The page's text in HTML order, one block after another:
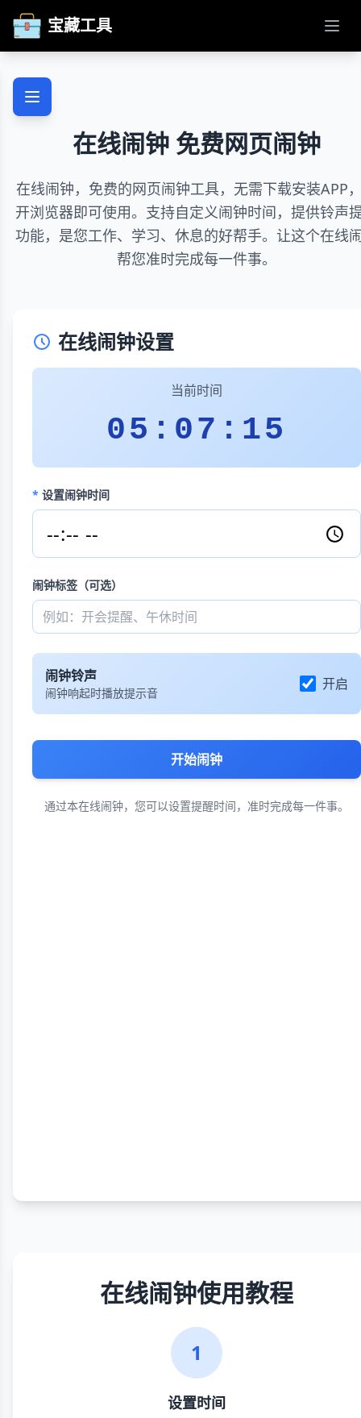
宝藏工具 打开
在线闹钟 免费网页闹钟
在线闹钟，免费的网页闹钟工具，无需下载安装APP
开浏览器即可使用。支持自定义闹钟时间，提供铃声
功能，是您工作、学习、休息的好帮手。让这个在线
帮您准时完成每一件事。
在线闹钟设置
当前时间
05:07:16
* 设置闹钟时间
闹钟标签（可选）
闹钟铃声
闹钟响起时播放提示音
开启
开始闹钟
通过本在线闹钟，您可以设置提醒时间，准时完成每一件事。
在线闹钟使用教程
1
设置时间